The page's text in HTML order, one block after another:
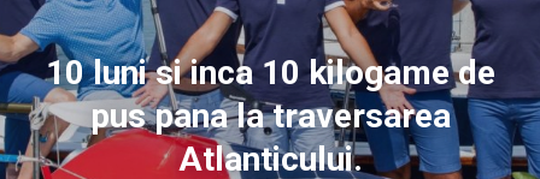
10 luni si inca 10 kilogame de
pus pana la traversarea
Atlanticului.